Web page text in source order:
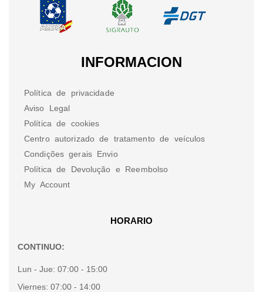
INFORMACION
Política de privacidade
Aviso Legal
Política de cookies
Centro autorizado de tratamento de veículos
Condições gerais Envio
Política de Devolução e Reembolso
My Account
HORARIO
CONTINUO:
Lun - Jue: 07:00 - 15:00
Viernes: 07:00 - 14:00